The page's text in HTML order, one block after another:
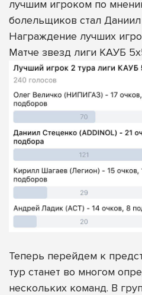
лучшим игроком по
болельщиков стал
Награждение лучших
Матче звезд лиги КАУБ
Теперь перейдем к
тур станет во многом
нескольких команд. В